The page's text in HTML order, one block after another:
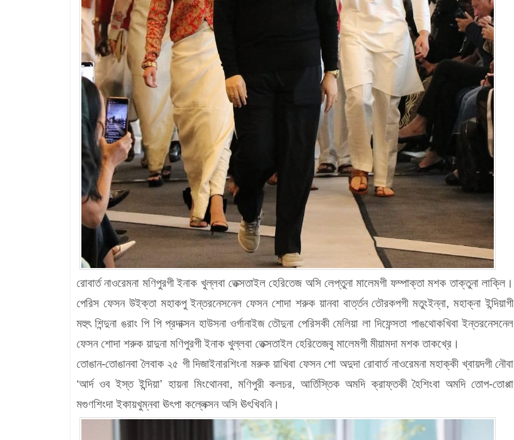
রোবার্ত নাওরেমনা মণিপুরগী ইনাক খুল্লবা তেক্সতাইল হেরিতেজ অসি লেপ্তুনা মালেমগী ফম্পাক্তা মশক তাক্তুনা লাক্লি।
পেরিস ফেসন উইক্তা মহাকপু ইন্তরনেসনেল ফেসন শোদা শরুক য়ানবা বার্ত্তন তৌরকপগী মতুংইন্না, মহাক্না ইন্দিয়াগী
মহুৎ শিন্দুনা ঙরাং পি পি প্রদাক্সন হাউসনা ওর্গানাইজ তৌদুনা পেরিসকী মেলিয়া লা দিফেন্সতা পাঙথোকখিবা ইন্তরনেসনেল
ফেসন শোদা শরুক য়াদুনা মণিপুরগী ইনাক খুল্লবা তেক্সতাইল হেরিতেজবু মালেমগী মীয়ামদা মশক তাকখ্রে।
তোঙান-তোঙানবা লৈবাক ২৫ গী দিজাইনারশিংনা মরুক য়াখিবা ফেসন শো অদুদা রোবার্ত নাওরেমনা মহাক্কী খ্বায়দগী নৌবা
‘আর্দ ওব ইস্ত ইন্দিয়া’ হায়না মিংথোনবা, মণিপুরী কলচর, আর্তিস্তিক অমদি ক্রাফ্তকী হৈশিংবা অমদি তোপ-তোপ্পা
মগুণশিংদা ইকায়খুম্নবা ঊৎপা কল্লেক্সন অসি ঊৎখিবনি।